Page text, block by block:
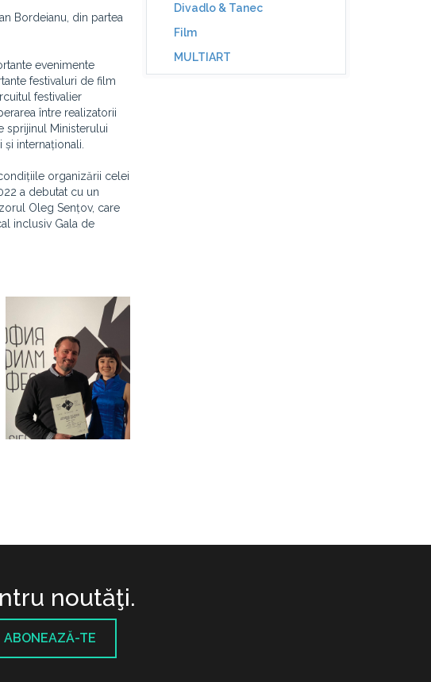
Bordeianu, din partea
evenimente
festivaluri de film
festivalier
între realizatorii
sprijinul Ministerului
internaționali.
organizării celei
a debutat cu un
Oleg Sențov, care
inclusiv Gala de
Divadlo & Tanec
Film
MULTIART
noutăţi.
ABONEAZĂ-TE